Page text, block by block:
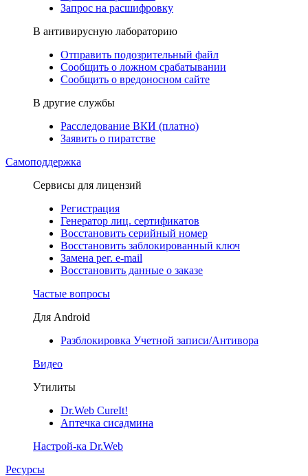
Запрос на расшифровку
В антивирусную лабораторию
Отправить подозрительный файл
Сообщить о ложном срабатывании
Сообщить о вредоносном сайте
В другие службы
Расследование ВКИ (платно)
Заявить о пиратстве
Самоподдержка
Сервисы для лицензий
Регистрация
Генератор лиц. сертификатов
Восстановить серийный номер
Восстановить заблокированный ключ
Замена рег. e-mail
Восстановить данные о заказе
Частые вопросы
Для Android
Разблокировка Учетной записи/Антивора
Видео
Утилиты
Dr.Web CureIt!
Аптечка сисадмина
Настрой-ка Dr.Web
Ресурсы